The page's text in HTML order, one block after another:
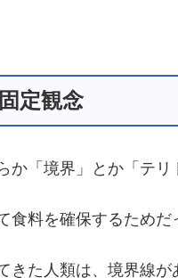
定観念
か「境界」とか「テ
食料を確保するためだ
きた人類は、境界線